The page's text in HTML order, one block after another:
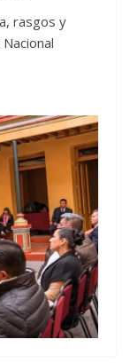
rasgos y